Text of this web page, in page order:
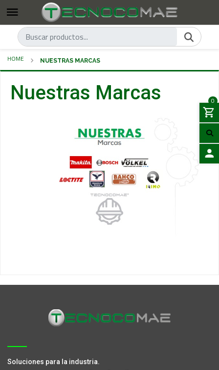
0
HOME NUESTRAS MARCAS
Nuestras Marcas
Soluciones para la industria.